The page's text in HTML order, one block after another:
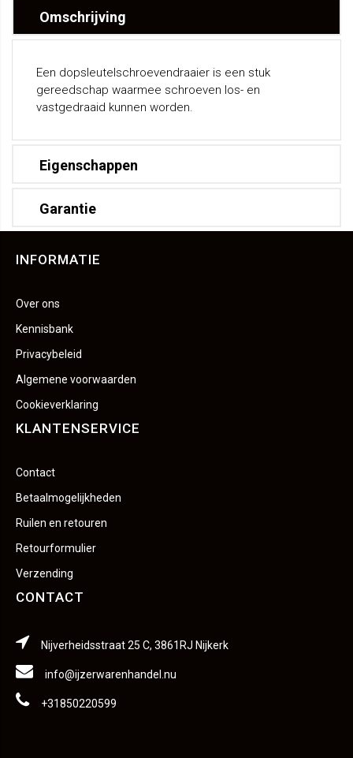
Omschrijving
Een dopsleutelschroevendraaier is een stuk
gereedschap waarmee schroeven los- en
vastgedraaid kunnen worden.
Eigenschappen
Garantie
INFORMATIE
Over ons
Kennisbank
Privacybeleid
Algemene voorwaarden
Cookieverklaring
KLANTENSERVICE
Contact
Betaalmogelijkheden
Ruilen en retouren
Retourformulier
Verzending
CONTACT
Nijverheidsstraat 25 C, 3861RJ Nijkerk
info@ijzerwarenhandel.nu
+31850220599